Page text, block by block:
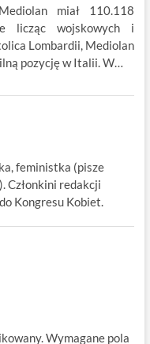
miał 110.118
licząc wojskowych i
Lombardii, Mediolan
pozycję w Italii. W…
feministka (pisze
Członkini redakcji
Kongresu Kobiet.
Wymagane pola